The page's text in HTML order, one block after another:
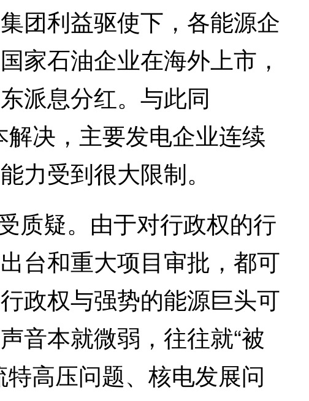
团利益驱使下，各能源企
家石油企业在海外上市，
派息分红。与此同
解决，主要发电企业连续
力受到很大限制。
疑。由于对行政权的行
台和重大项目审批，都可
政权与强势的能源巨头可
音本就微弱，往往就“被
高压问题、核电发展问